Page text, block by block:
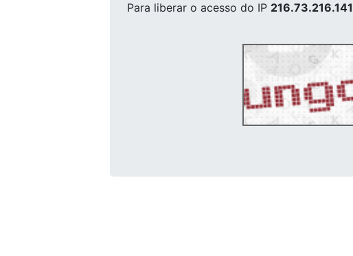
Para liberar o acesso do IP 216.73.216.141